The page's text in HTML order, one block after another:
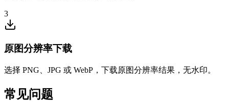
3
原图分辨率下载
选择 PNG、JPG 或 WebP，下载原图分辨率结果，无水印。
常见问题